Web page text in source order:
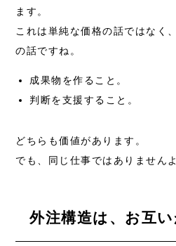
ます。
これは単純な価格の話ではなく
の話ですね。
成果物を作ること。
判断を支援すること。
どちらも価値があります。
でも、同じ仕事ではありませんよ
外注構造は、お互